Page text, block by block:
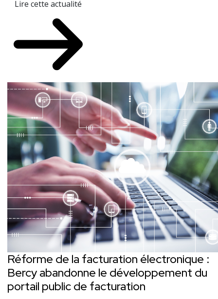
Lire cette actualité
Réforme de la facturation électronique :
Bercy abandonne le développement du
portail public de facturation